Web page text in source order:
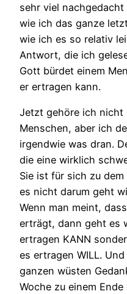
sehr viel
wie ich das ganze
wie ich es so relativ
Antwort, die ich
Gott bürdet einem
er ertragen kann.
Jetzt gehöre ich nicht
Menschen, aber ich
irgendwie was dran.
die eine wirklich
Sie ist für sich zu
es nicht darum geht
Wenn man meint,
erträgt, dann geht es
ertragen KANN
es ertragen WILL.
ganzen wüsten
Woche zu einem